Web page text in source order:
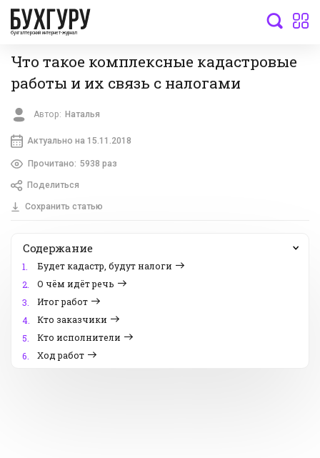
бухгалтерский интернет-журнал
Что такое комплексные кадастровые
работы и их связь с налогами
Автор: Наталья
Актуально на 15.11.2018
Прочитано: 5938 раз
Поделиться
Сохранить статью
Содержание
1.
Будет кадастр, будут налоги
2.
О чём идёт речь
3.
Итог работ
4.
Кто заказчики
5.
Кто исполнители
6.
Ход работ